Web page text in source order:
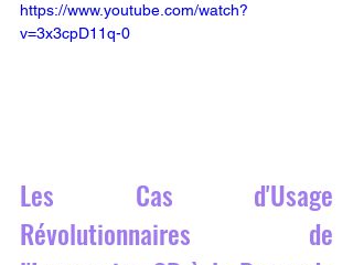
https://www.youtube.com/watch?
v=3x3cpD11q-0
Les Cas d'Usage
Révolutionnaires de